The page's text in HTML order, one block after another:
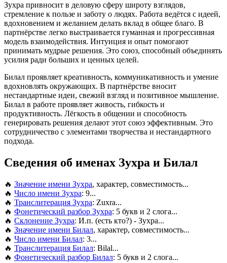
Зухра привносит в деловую сферу широту взглядов,
стремление к пользе и заботу о людях. Работа ведётся с идеей,
вдохновением и желанием делать вклад в общее благо. В
партнёрстве легко выстраивается гуманная и прогрессивная
модель взаимодействия. Интуиция и опыт помогают
принимать мудрые решения. Это союз, способный объединять
усилия ради больших и ценных целей.
Билал проявляет креативность, коммуникативность и умение
вдохновлять окружающих. В партнёрстве вносит
нестандартные идеи, свежий взгляд и позитивное мышление.
Билал в работе проявляет живость, гибкость и
продуктивность. Лёгкость в общении и способность
генерировать решения делают этот союз эффективным. Это
сотрудничество с элементами творчества и нестандартного
подхода.
Сведения об именах Зухра и Билал
🔥 Значение имени Зухра, характер, совместимость...
🔥 Число имени Зухра: 9...
🔥 Транслитерация Зухра: Zuxra...
🔥 Фонетический разбор Зухра: 5 букв и 2 слога...
🔥 Склонение Зухра: И.п. (есть кто?) - Зухра...
🔥 Значение имени Билал, характер, совместимость...
🔥 Число имени Билал: 3...
🔥 Транслитерация Билал: Bilal...
🔥 Фонетический разбор Билал: 5 букв и 2 слога...